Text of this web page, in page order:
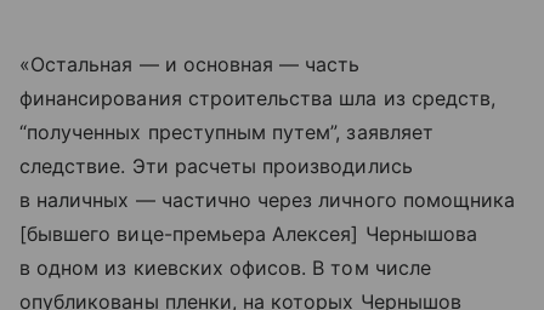
«Остальная — и основная — часть
финансирования строительства шла из средств,
“полученных преступным путем”, заявляет
следствие. Эти расчеты производились
в наличных — частично через личного помощника
[бывшего вице-премьера Алексея] Чернышова
в одном из киевских офисов. В том числе
опубликованы пленки, на которых Чернышов